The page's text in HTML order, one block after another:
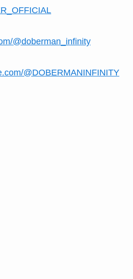
@doberman_infinity
@DOBERMANINFINITY